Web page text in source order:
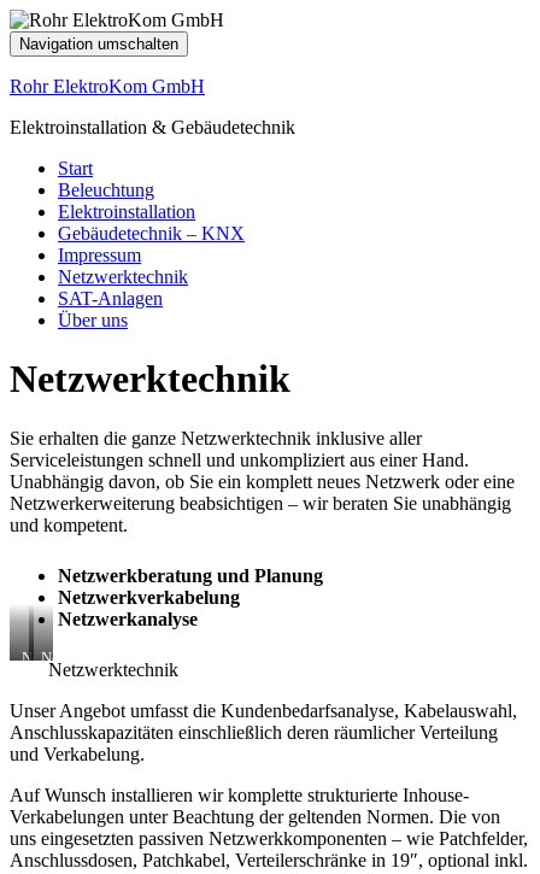
Navigation umschalten
Rohr ElektroKom GmbH
Elektroinstallation & Gebäudetechnik
Start
Beleuchtung
Elektroinstallation
Gebäudetechnik – KNX
Impressum
Netzwerktechnik
SAT-Anlagen
Über uns
Netzwerktechnik
Sie erhalten die ganze Netzwerktechnik inklusive aller
Serviceleistungen schnell und unkompliziert aus einer Hand.
Unabhängig davon, ob Sie ein komplett neues Netzwerk oder eine
Netzwerkerweiterung beabsichtigen – wir beraten Sie unabhängig
und kompetent.
Netzwerkberatung und Planung
Netzwerkverkabelung
Netzwerkanalyse
Netzwerktechnik
Netzwerktechnik
Netzwerktechnik
Unser Angebot umfasst die Kundenbedarfsanalyse, Kabelauswahl,
Anschlusskapazitäten einschließlich deren räumlicher Verteilung
und Verkabelung.
Auf Wunsch installieren wir komplette strukturierte Inhouse-
Verkabelungen unter Beachtung der geltenden Normen. Die von
uns eingesetzten passiven Netzwerkkomponenten – wie Patchfelder,
Anschlussdosen, Patchkabel, Verteilerschränke in 19″, optional inkl.